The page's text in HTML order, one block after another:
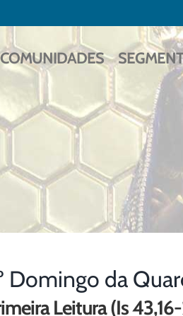
COMUNIDADES
Domingo da
Leitura (Is